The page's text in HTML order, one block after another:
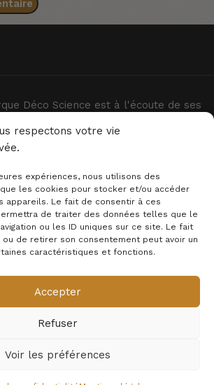
respectons votre vie
expériences, nous utilisons des
les cookies pour stocker et/ou accéder
appareils. Le fait de consentir à ces
de traiter des données telles que le
ou les ID uniques sur ce site. Le fait
de retirer son consentement peut avoir un
caractéristiques et fonctions.
Accepter
Refuser
Voir les préférences
Déco Science est à l'écoute de ses
les miracles de la science. Grâce
de passionnés décorent leur intérieur.
© 2025 - Déco Science